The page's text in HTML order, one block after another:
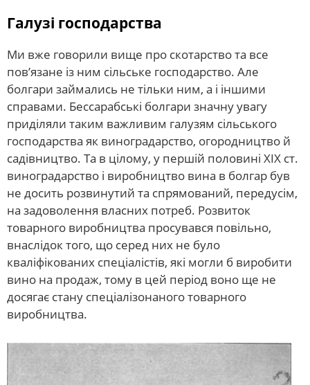
Галузі господарства
Ми вже говорили вище про скотарство та все
пов’язане із ним сільське господарство. Але
болгари займались не тільки ним, а і іншими
справами. Бессарабські болгари значну увагу
приділяли таким важливим галузям сільського
господарства як виноградарство, огородництво й
садівництво. Та в цілому, у першій половині ХІХ ст.
виноградарство і виробництво вина в болгар був
не досить розвинутий та спрямований, передусім,
на задоволення власних потреб. Розвиток
товарного виробництва просувався повільно,
внаслідок того, що серед них не було
кваліфікованих спеціалістів, які могли б виробити
вино на продаж, тому в цей період воно ще не
досягає стану спеціалізонаного товарного
виробництва.